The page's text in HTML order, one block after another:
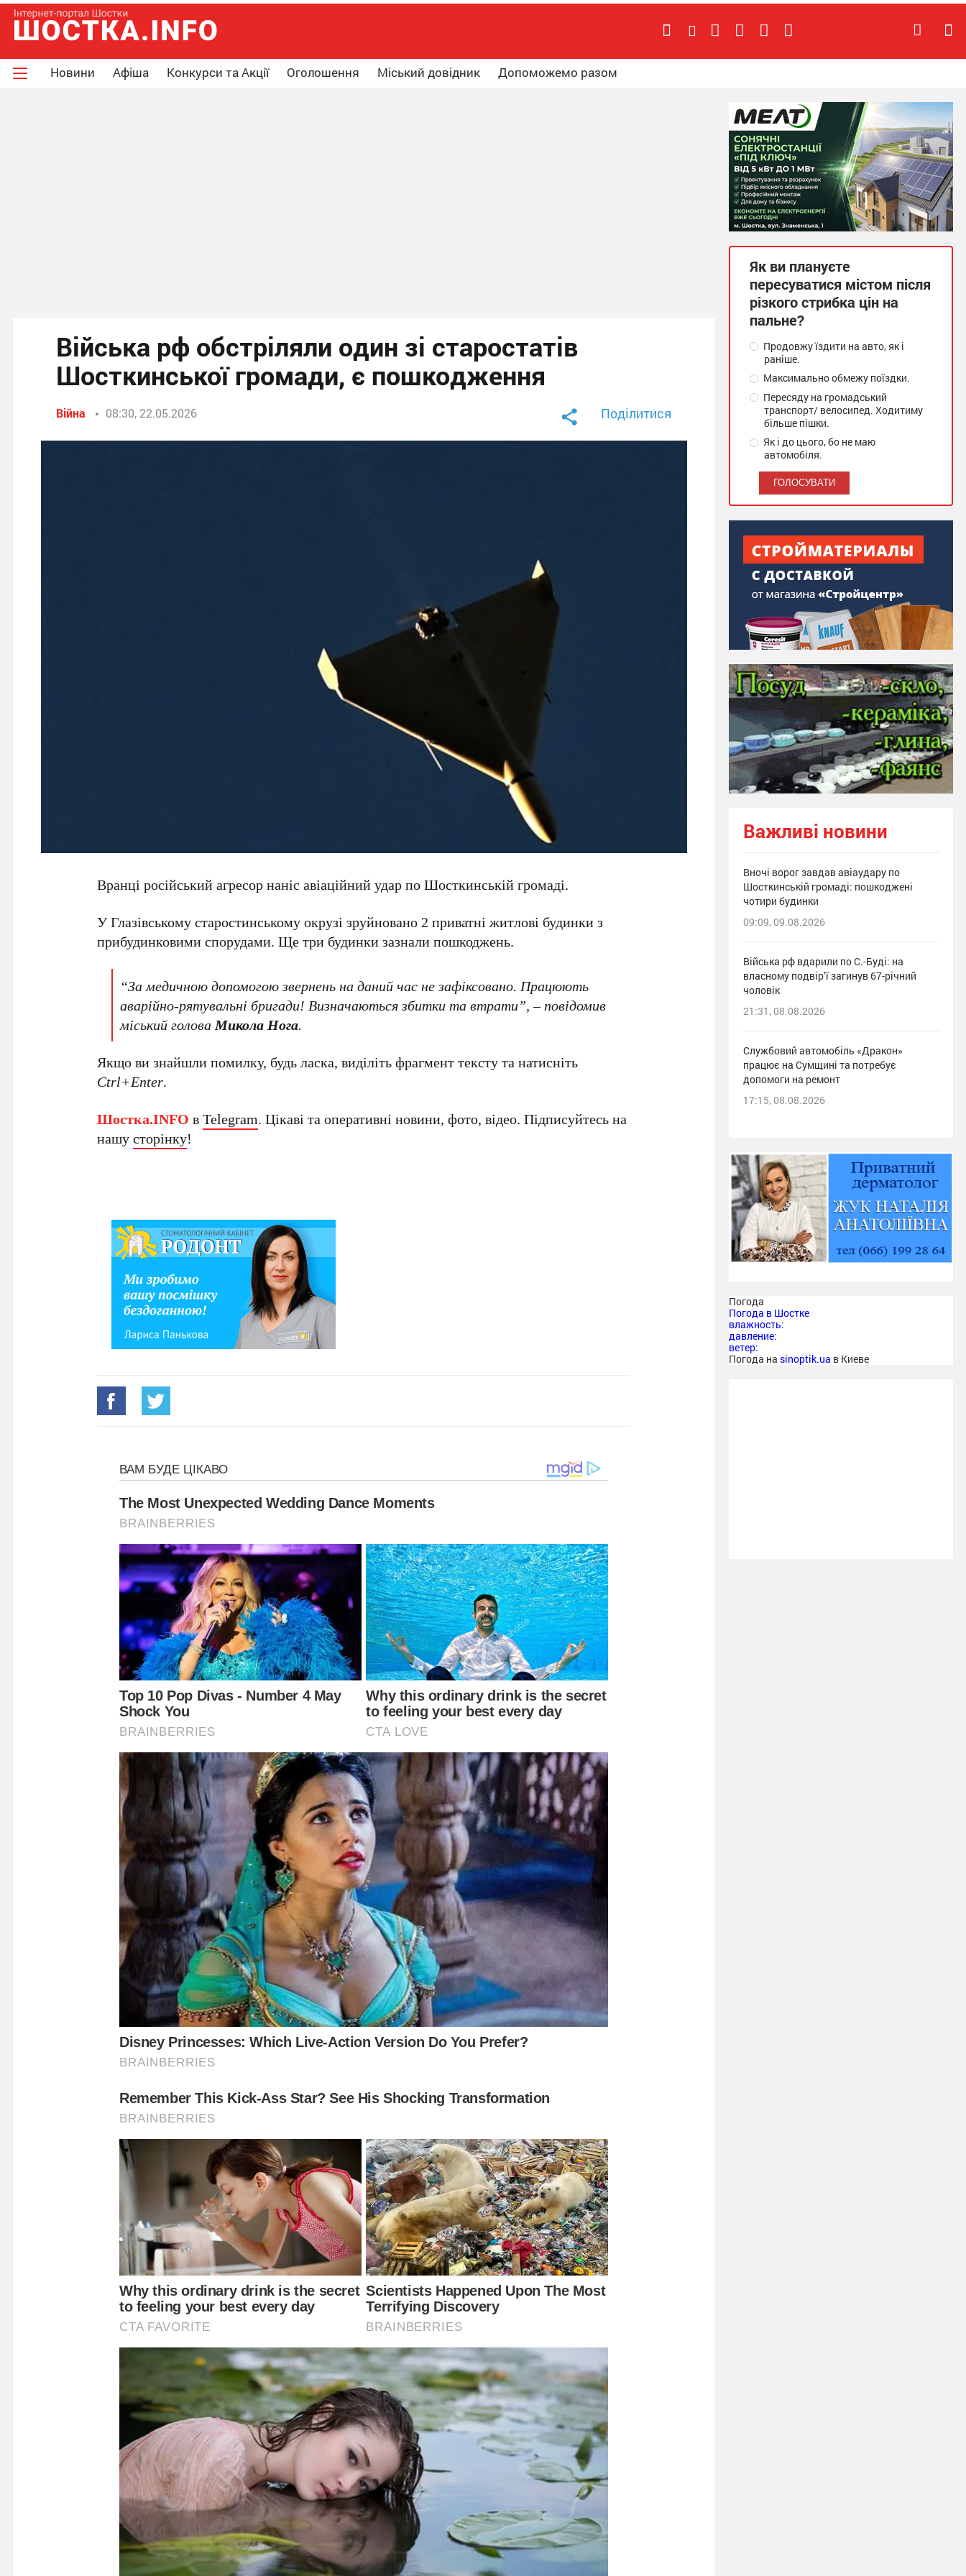
Новини Афіша Конкурси та Акції Оголошення Міський довідник Допоможемо разом
Війська рф обстріляли один зі старостатів
Шосткинської громади, є пошкодження
Війна 08:30, 22.05.2026 Поділитися
Вранці російський агресор наніс авіаційний удар по Шосткинській громаді.
У Глазівському старостинському окрузі зруйновано 2 приватні житлові будинки з
прибудинковими спорудами. Ще три будинки зазнали пошкоджень.
“За медичною допомогою звернень на даний час не зафіксовано. Працюють
аварійно-рятувальні бригади! Визначаються збитки та втрати”, – повідомив
міський головаМикола Нога.
Якщо ви знайшли помилку, будь ласка, виділіть фрагмент тексту та натисніть
Ctrl+Enter.
Шостка.INFO вTelegram. Цікаві та оперативні новини, фото, відео. Підписуйтесь на
нашусторінку!
Як ви плануєте
пересуватися містом після
різкого стрибка цін на
пальне?
Продовжу їздити на авто, як і
раніше.
Максимально обмежу поїздки.
Пересяду на громадський
транспорт/ велосипед. Ходитиму
більше пішки.
Як і до цього, бо не маю
автомобіля.
Важливі новини
Вночі ворог завдав авіаудару по
Шосткинській громаді: пошкоджені
чотири будинки
09:09, 09.08.2026
Війська рф вдарили по С.-Буді: на
власному подвір’ї загинув 67-річний
чоловік
21:31, 08.08.2026
Службовий автомобіль «Дракон»
працює на Сумщині та потребує
допомоги на ремонт
17:15, 08.08.2026
Погода
Погода в Шостке
влажность:
давление:
ветер:
Погода на sinoptik.ua в Киеве